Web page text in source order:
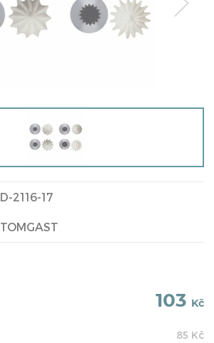
D-2116-17
TOMGAST
103 Kč
85 Kč